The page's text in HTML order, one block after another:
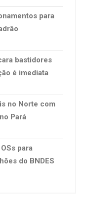
para
bastidores
é imediata
no Norte com
Pará
para
do BNDES